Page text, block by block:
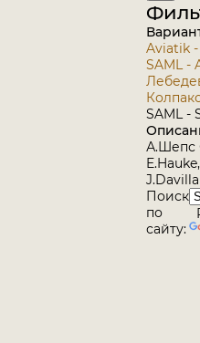
Aviatik -
SAML -
SAML -
А.Шепс
Поиск
по
сайту: